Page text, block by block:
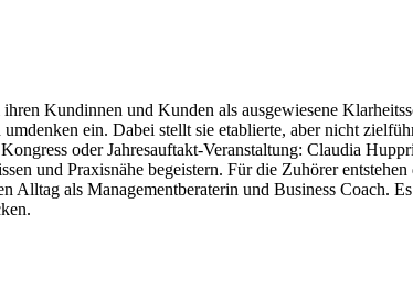
Kundinnen und Kunden als ausgewiesene
ein. Dabei stellt sie etablierte, aber nicht
oder Jahresauftakt-Veranstaltung: Claudia
und Praxisnähe begeistern. Für die Zuhörer
als Managementberaterin und Business Coach.